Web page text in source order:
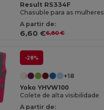
Result RS334F
Chasuble para as mulheres
A partir de:
6,60 €6,80 €
-28%
+18
Yoko YHVW100
Colete de alta visibilidade
A partir de: